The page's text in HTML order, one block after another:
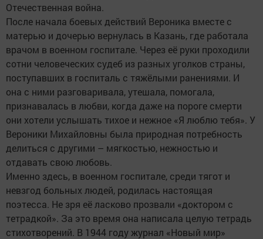
Отечественная война.
После начала боевых действий Вероника вместе с
матерью и дочерью вернулась в Казань, где работала
врачом в военном госпитале. Через её руки проходили
сотни человеческих судеб из разных уголков страны,
поступавших в госпиталь с тяжёлыми ранениями. И
она с ними разговаривала, утешала, помогала,
признавалась в любви, когда даже на пороге смерти
они хотели услышать тихое и нежное «Я люблю тебя». У
Вероники Михайловны была природная потребность
делиться с другими – мягкостью, нежностью и
отдавать свою любовь.
Именно здесь, в военном госпитале, среди тягот и
невзгод больных людей, родилась настоящая
поэтесса. Не зря её ласково прозвали «доктором с
тетрадкой». За это время она написала целую тетрадь
стихотворений. В 1944 году журнал «Новый мир»